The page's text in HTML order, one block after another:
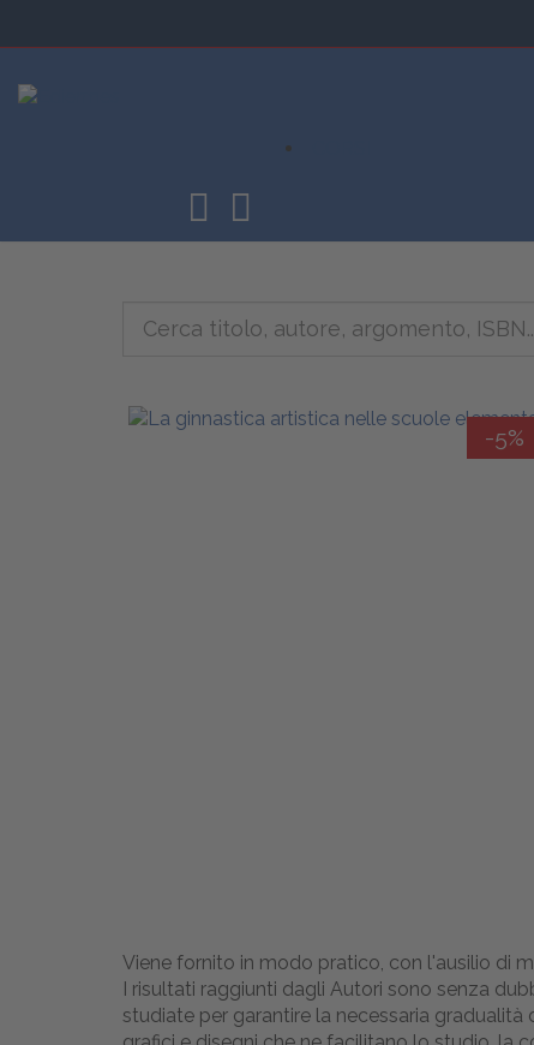
-5%
Viene fornito in modo pratico, con l'ausilio di
I risultati raggiunti dagli Autori sono senza
studiate per garantire la necessaria